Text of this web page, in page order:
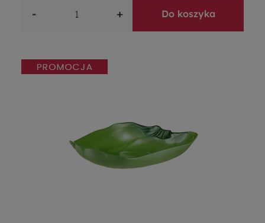
- + Do koszyka